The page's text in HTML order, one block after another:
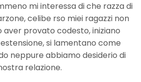
mi interessa di che razza di
celibe rso miei ragazzi non
aver provato codesto, iniziano
si lamentano come
neppure abbiamo desiderio di
relazione.